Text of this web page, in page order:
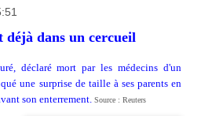
dans un cercueil
déclaré mort par les médecins d'un
une surprise de taille à ses parents en
son enterrement. Source : Reuters